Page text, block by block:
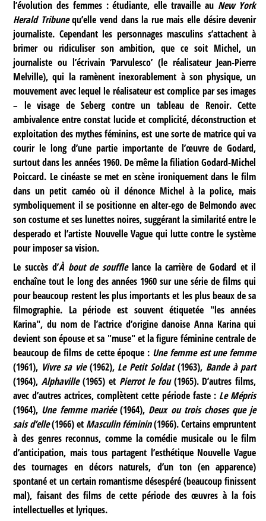
l’évolution des femmes : étudiante, elle travaille au New York
Herald Tribunequ’elle vend dans la rue mais elle désire devenir
journaliste. Cependant les personnages masculins s’attachent à
brimer ou ridiculiser son ambition, que ce soit Michel, un
journaliste ou l’écrivain ‘Parvulesco’ (le réalisateur Jean-Pierre
Melville), qui la ramènent inexorablement à son physique, un
mouvement avec lequel le réalisateur est complice par ses images
– le visage de Seberg contre un tableau de Renoir. Cette
ambivalence entre constat lucide et complicité, déconstruction et
exploitation des mythes féminins, est une sorte de matrice qui va
courir le long d’une partie importante de l’œuvre de Godard,
surtout dans les années 1960. De même la filiation Godard-Michel
Poiccard. Le cinéaste se met en scène ironiquement dans le film
dans un petit caméo où il dénonce Michel à la police, mais
symboliquement il se positionne en alter-ego de Belmondo avec
son costume et ses lunettes noires, suggérant la similarité entre le
desperado et l’artiste Nouvelle Vague qui lutte contre le système
pour imposer sa vision.
Le succès d’À bout de soufflelance la carrière de Godard et il
enchaîne tout le long des années 1960 sur une série de films qui
pour beaucoup restent les plus importants et les plus beaux de sa
filmographie. La période est souvent étiquetée "les années
Karina", du nom de l’actrice d’origine danoise Anna Karina qui
devient son épouse et sa "muse" et la figure féminine centrale de
beaucoup de films de cette époque : Une femme est une femme
(1961), Vivre sa vie(1962), Le Petit Soldat(1963), Bande à part
(1964),Alphaville(1965) et Pierrot le fou(1965). D’autres films,
avec d’autres actrices, complètent cette période faste : Le Mépris
(1964), Une femme mariée(1964), Deux ou trois choses que je
sais d’elle(1966) et Masculin féminin(1966). Certains empruntent
à des genres reconnus, comme la comédie musicale ou le film
d’anticipation, mais tous partagent l’esthétique Nouvelle Vague
des tournages en décors naturels, d’un ton (en apparence)
spontané et un certain romantisme désespéré (beaucoup finissent
mal), faisant des films de cette période des œuvres à la fois
intellectuelles et lyriques.